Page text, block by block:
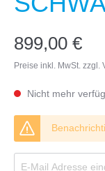
899,00 €
Preise inkl. MwSt. zzgl.
Nicht mehr